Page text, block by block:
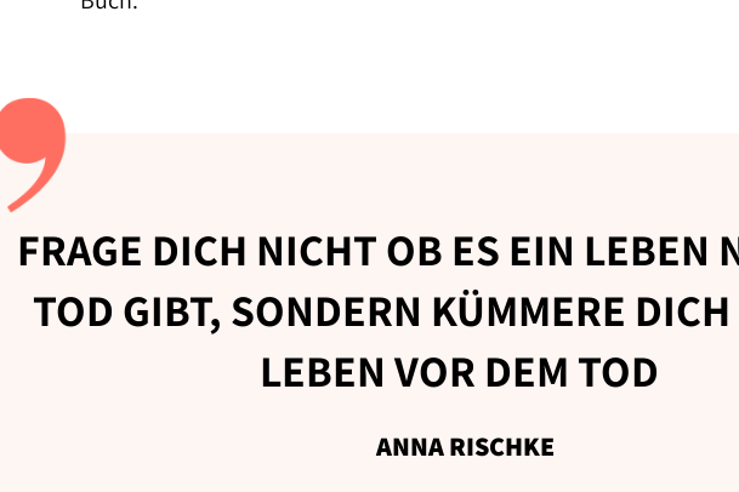
FRAGE DICH NICHT OB ES EIN LEBEN
TOD GIBT, SONDERN KÜMMERE
LEBEN VOR DEM TOD
ANNA RISCHKE